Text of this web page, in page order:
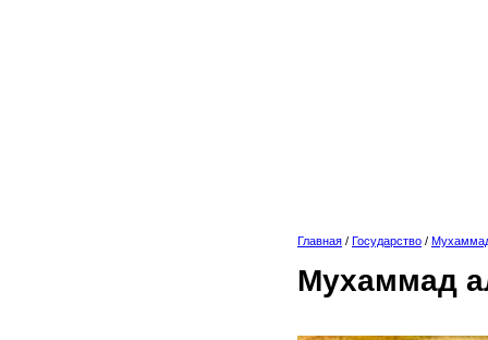
Главная / Государство /
Мухаммад